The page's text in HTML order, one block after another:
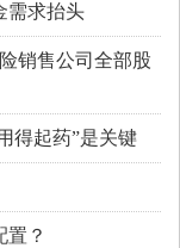
需求抬头
销售公司全部股
得起药”是关键
置？